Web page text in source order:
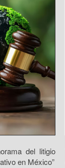
del litigio
en México”